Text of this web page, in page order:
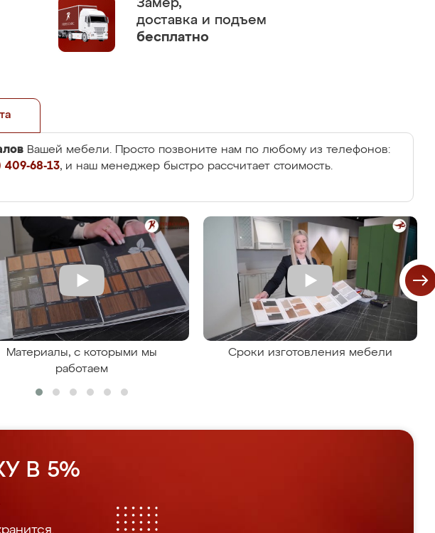
Замер,
доставка и подъем
бесплатно
Вашей мебели. Просто позвоните нам по любому из телефонов:
409-68-13, и наш менеджер быстро рассчитает стоимость.
Материалы, с которыми мы
работаем
Сроки изготовления мебели
В 5%